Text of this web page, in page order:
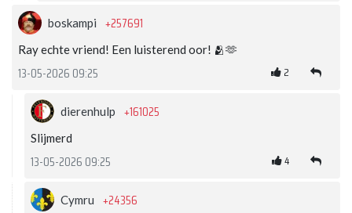
boskampi +257691
Ray echte vriend! Een luisterend oor! 🫂🫶
13-05-2026 09:25 2
dierenhulp +161025
Slijmerd
13-05-2026 09:25 4
Cymru +24356